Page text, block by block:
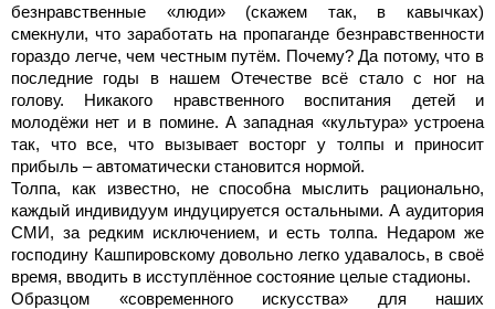
безнравственные «люди» (скажем так, в кавычках)
смекнули, что заработать на пропаганде безнравственности
гораздо легче, чем честным путём. Почему? Да потому, что в
последние годы в нашем Отечестве всё стало с ног на
голову. Никакого нравственного воспитания детей и
молодёжи нет и в помине. А западная «культура» устроена
так, что все, что вызывает восторг у толпы и приносит
прибыль – автоматически становится нормой.
Толпа, как известно, не способна мыслить рационально,
каждый индивидуум индуцируется остальными. А аудитория
СМИ, за редким исключением, и есть толпа. Недаром же
господину Кашпировскому довольно легко удавалось, в своё
время, вводить в исступлённое состояние целые стадионы.
Образцом «современного искусства» для наших